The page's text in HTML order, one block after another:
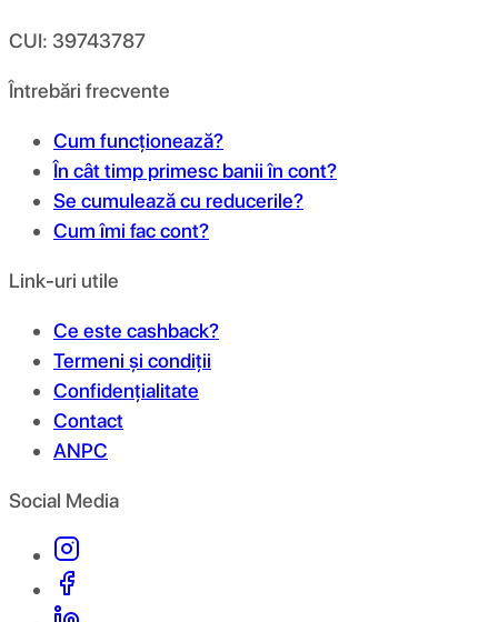
CUI: 39743787
Întrebări frecvente
Cum funcționează?
În cât timp primesc banii în cont?
Se cumulează cu reducerile?
Cum îmi fac cont?
Link-uri utile
Ce este cashback?
Termeni și condiții
Confidențialitate
Contact
ANPC
Social Media